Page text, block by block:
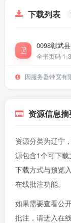
下载列表
0098彰武
全书页码 1-
因服务器带宽有
资源信息
资源分类为辽宁
源包含1个可下载
下载方式与预览
在线批注功能。
如果需要查看公
批注，请进入在